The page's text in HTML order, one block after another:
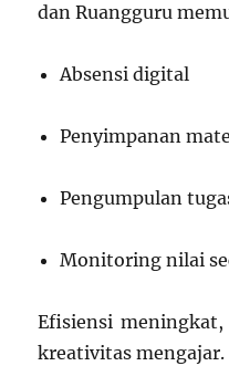
dan Ruangguru
Absensi digital
Penyimpanan
Pengumpulan
Monitoring nilai
Efisiensi
kreativitas mengajar.